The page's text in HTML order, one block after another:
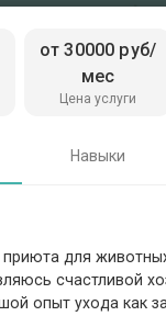
Цена услуги
от 30000 руб/
мес
Навыки
для
счастливой
опыт ухода как